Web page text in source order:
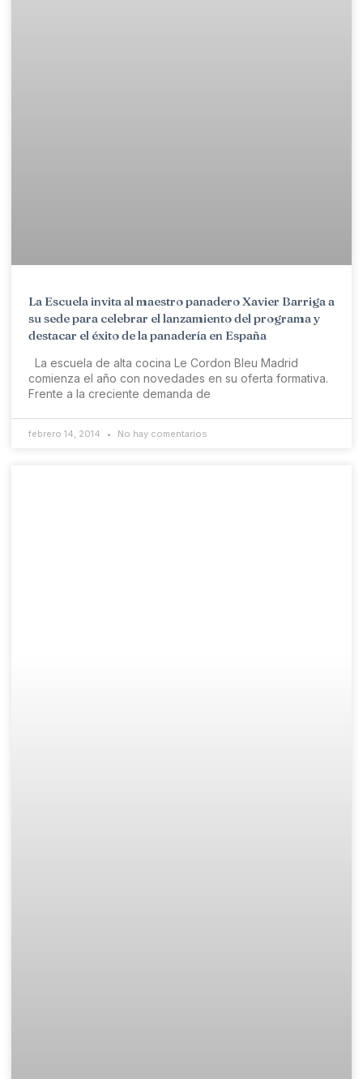
La Escuela invita al maestro panadero Xavier Barriga a
su sede para celebrar el lanzamiento del programa y
destacar el éxito de la panadería en España
La escuela de alta cocina Le Cordon Bleu Madrid
comienza el año con novedades en su oferta formativa.
Frente a la creciente demanda de
febrero 14, 2014 No hay comentarios